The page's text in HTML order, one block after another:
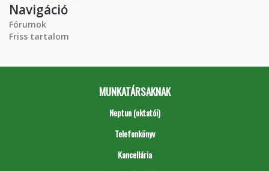
Navigáció
Fórumok
Friss tartalom
MUNKATÁRSAKNAK
Neptun (oktatói)
Telefonkönyv
Kancellária